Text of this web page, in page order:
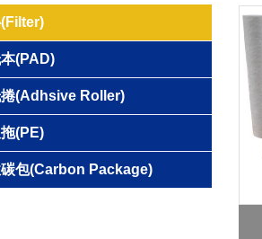
(PAD)
捲(Adhsive Roller)
(PE)
包(Carbon Package)